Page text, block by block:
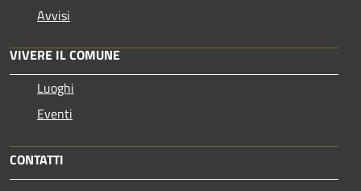
Avvisi
VIVERE IL COMUNE
Luoghi
Eventi
CONTATTI